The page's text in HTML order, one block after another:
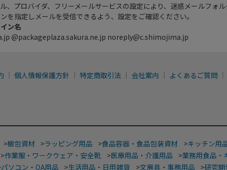
、プロバイダ、フリーメールサービスの設定により、迷惑メールフォ
を指定しメールを受信できるよう、設定をご確認ください。
ン名
@packageplaza.sakura.ne.jp noreply@c.shimojima.jp
個人情報保護方針 特定商取引法 会社案内 よくあるご質問
>梱包資材 >ラッピング用品 >食品容器・食品包装資材 >キッチン用
>作業服・ワークウェア・安全靴 >医療用品・介護用品 >業務用食品・
パソコン・OA用品 >生活用品・日用雑貨 >文房具・事務用品 >研究開